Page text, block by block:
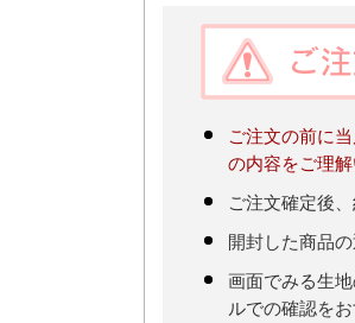
ご注文の前に
の内容をご理
ご注文確定後
開封した商品
画面でみる生
ルでの確認を